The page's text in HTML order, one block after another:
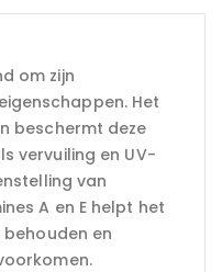
om zijn
Het
beschermt deze
vervuiling en UV-
van
A en E helpt het
en